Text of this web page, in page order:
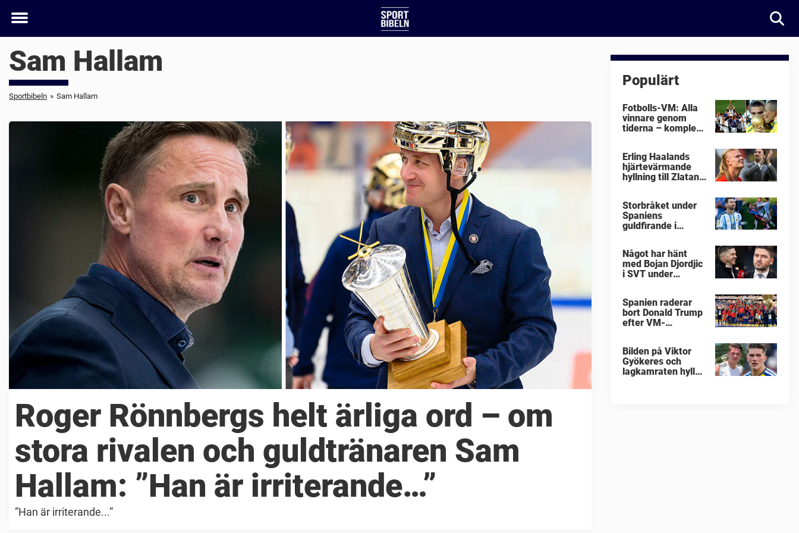
Toggle
Sam Hallam
Sportbibeln » Sam Hallam
Roger Rönnbergs helt ärliga ord – om
stora rivalen och guldtränaren Sam
Hallam: ”Han är irriterande…”
”Han är irriterande...”
Populärt
Fotbolls-VM: Alla
vinnare genom
tiderna – komplett
Erling Haalands
hjärtevärmande
hyllning till Zlatan
Storbråket under
Spaniens
guldfirande i
Något har hänt
med Bojan Djordjic
i SVT under
Spanien raderar
bort Donald Trump
efter VM-
Bilden på Viktor
Gyökeres och
lagkamraten hyllas